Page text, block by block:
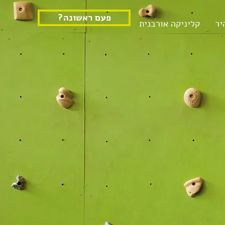
?פעם ראשונה קליניקה אורבנית